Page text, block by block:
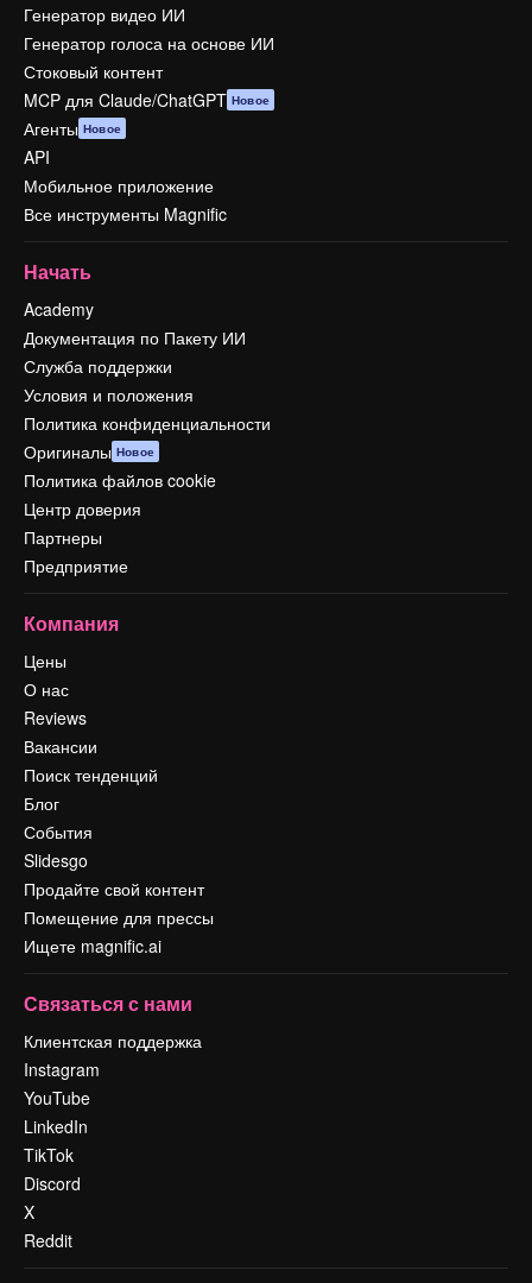
Генератор видео ИИ
Генератор голоса на основе ИИ
Стоковый контент
MCP для Claude/ChatGPT Новое
Агенты Новое
API
Мобильное приложение
Все инструменты Magnific
Начать
Academy
Документация по Пакету ИИ
Служба поддержки
Условия и положения
Политика конфиденциальности
Оригиналы Новое
Политика файлов cookie
Центр доверия
Партнеры
Предприятие
Компания
Цены
О нас
Reviews
Вакансии
Поиск тенденций
Блог
События
Slidesgo
Продайте свой контент
Помещение для прессы
Ищете magnific.ai
Связаться с нами
Клиентская поддержка
Instagram
YouTube
LinkedIn
TikTok
Discord
X
Reddit